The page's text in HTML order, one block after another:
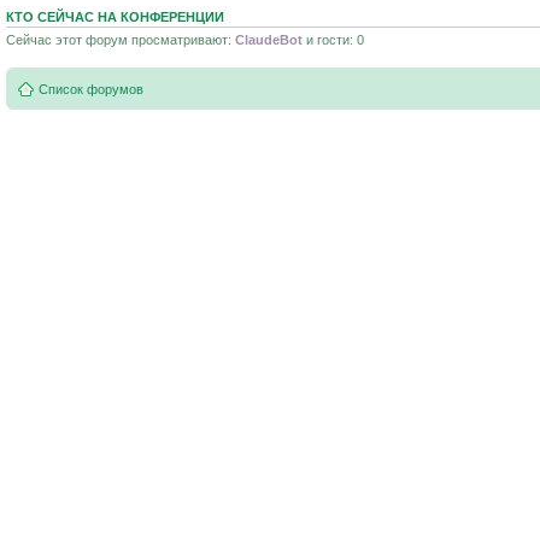
КТО СЕЙЧАС НА КОНФЕРЕНЦИИ
Сейчас этот форум просматривают: ClaudeBot и гости: 0
Список форумов